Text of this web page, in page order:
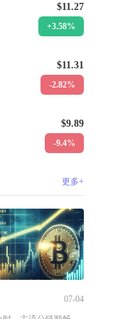
$11.27
+3.58%
$11.31
-2.82%
$9.89
-9.4%
更多+
07-04